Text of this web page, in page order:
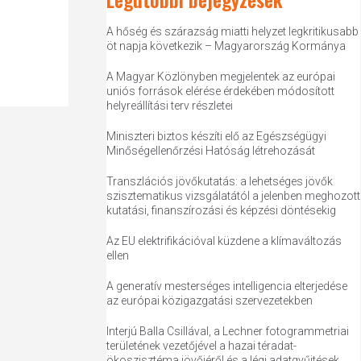
A hőség és szárazság miatti helyzet legkritikusabb
öt napja következik – Magyarország Kormánya
A Magyar Közlönyben megjelentek az európai
uniós források elérése érdekében módosított
helyreállítási terv részletei
Miniszteri biztos készíti elő az Egészségügyi
Minőségellenőrzési Hatóság létrehozását
Transzlációs jövőkutatás: a lehetséges jövők
szisztematikus vizsgálatától a jelenben meghozott
kutatási, finanszírozási és képzési döntésekig
Az EU elektrifikációval küzdene a klímaváltozás
ellen
A generatív mesterséges intelligencia elterjedése
az európai közigazgatási szervezetekben
Interjú Balla Csillával, a Lechner fotogrammetriai
területének vezetőjével a hazai téradat-